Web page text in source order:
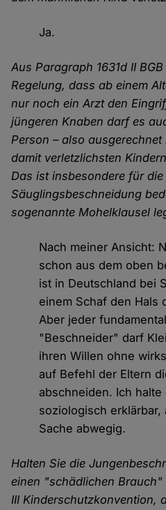
Ja.
Aus Paragraph 1631d II
Regelung, dass ab einem
nur noch ein Arzt den
jüngeren Knaben darf es
Person – also
damit verletzlichsten
Das ist insbesondere für
Säuglingsbeschneidung
sogenannte Mohelklausel
Nach meiner Ansicht:
schon aus dem oben
ist in Deutschland bei
einem Schaf den Hals
Aber jeder
"Beschneider" darf
ihren Willen ohne
auf Befehl der Eltern
abschneiden. Ich halte
soziologisch
Sache abwegig.
Halten Sie die
einen "schädlichen
III Kinderschutzkonvention,